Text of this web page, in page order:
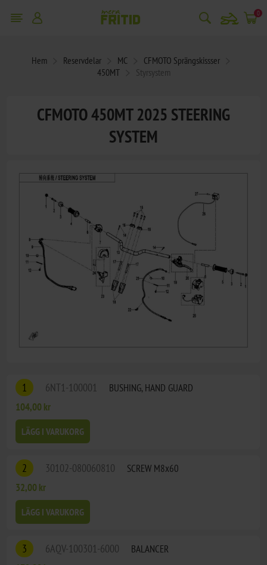
snowmobile 0
Hem Reservdelar MC
CFMOTO Sprängskissser
450MT
Styrsystem
CFMOTO 450MT 2025 STEERING
SYSTEM
1 6NT1-100001
BUSHING, HAND GUARD
104,00 kr
LÄGG I VARUKORG
2 30102-080060810
SCREW M8x60
32,00 kr
LÄGG I VARUKORG
3 6AQV-100301-6000
BALANCER